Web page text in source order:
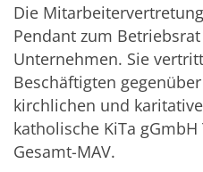
Die
Pendant zum
Unternehmen. Sie
Beschäftigten
kirchlichen und
katholische KiTa
Gesamt-MAV.